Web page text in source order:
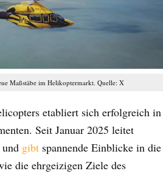
Maßstäbe im Helikoptermarkt. Quelle: X
etabliert sich erfolgreich in
Seit Januar 2025 leitet
gibt spannende Einblicke in die
die ehrgeizigen Ziele des